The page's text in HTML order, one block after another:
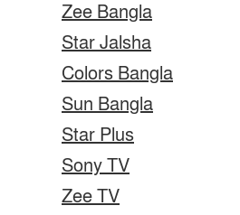
Zee Bangla
Star Jalsha
Colors Bangla
Sun Bangla
Star Plus
Sony TV
Zee TV